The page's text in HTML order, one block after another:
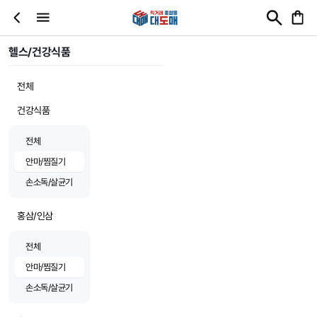
헬스/건강식품
전체
건강식품
전체
안마/찜질기
손소독/살균기
홍삼/인삼
전체
안마/찜질기
손소독/살균기